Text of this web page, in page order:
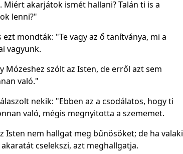
akarjátok ismét hallani? Talán ti is a
lenni?"
ezt mondták: "Te vagy az ő tanítványa, mi a
vagyunk.
Mózeshez szólt az Isten, de erről azt sem
való."
nekik: "Ebben az a csodálatos, hogy ti
való, mégis megnyitotta a szememet.
Isten nem hallgat meg bűnösöket; de ha valaki
cselekszi, azt meghallgatja.